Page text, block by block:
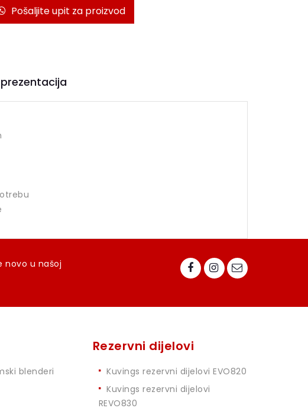
Pošaljite upit za proizvod
novo u našoj
blenderi
Rezervni dijelovi
Kuvings rezervni dijelovi EVO820
Kuvings rezervni dijelovi
REVO830